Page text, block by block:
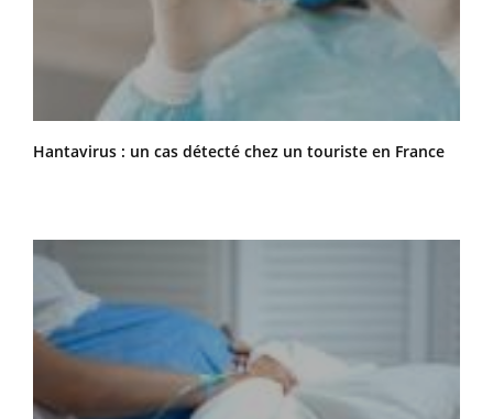
Hantavirus : un cas détecté chez un touriste en France